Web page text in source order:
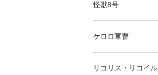
怪獣8号
ケロロ軍曹
リコリス・リコイル